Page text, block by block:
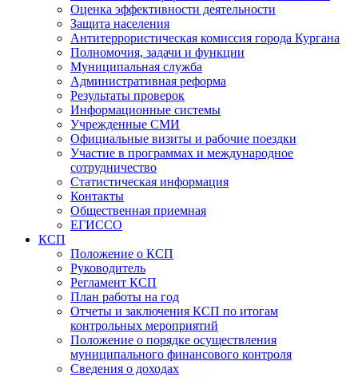
Оценка эффективности деятельности
Защита населения
Антитеррористическая комиссия города Кургана
Полномочия, задачи и функции
Муниципальная служба
Административная реформа
Результаты проверок
Информационные системы
Учрежденные СМИ
Официальные визиты и рабочие поездки
Участие в программах и международное
сотрудничество
Статистическая информация
Контакты
Общественная приемная
ЕГИССО
КСП
Положение о КСП
Руководитель
Регламент КСП
План работы на год
Отчеты и заключения КСП по итогам
контрольных мероприятий
Положение о порядке осуществления
муниципального финансового контроля
Сведения о доходах